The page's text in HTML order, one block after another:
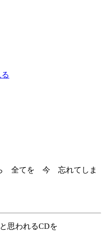
全てを 今 忘れてしま
思われるCDを